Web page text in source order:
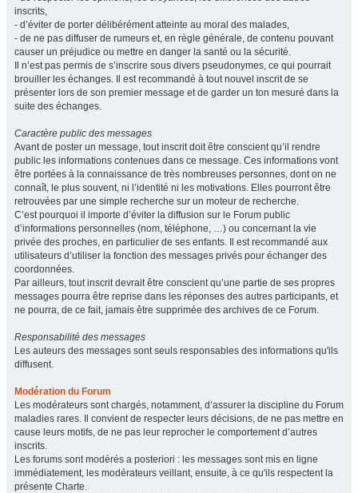
inscrits,
- d’éviter de porter délibérément atteinte au moral des malades,
- de ne pas diffuser de rumeurs et, en règle générale, de contenu pouvant
causer un préjudice ou mettre en danger la santé ou la sécurité.
Il n’est pas permis de s’inscrire sous divers pseudonymes, ce qui pourrait
brouiller les échanges. Il est recommandé à tout nouvel inscrit de se
présenter lors de son premier message et de garder un ton mesuré dans la
suite des échanges.
Caractère public des messages
Avant de poster un message, tout inscrit doit être conscient qu’il rendre
public les informations contenues dans ce message. Ces informations vont
être portées à la connaissance de très nombreuses personnes, dont on ne
connaît, le plus souvent, ni l’identité ni les motivations. Elles pourront être
retrouvées par une simple recherche sur un moteur de recherche.
C’est pourquoi il importe d’éviter la diffusion sur le Forum public
d’informations personnelles (nom, téléphone, …) ou concernant la vie
privée des proches, en particulier de ses enfants. Il est recommandé aux
utilisateurs d’utiliser la fonction des messages privés pour échanger des
coordonnées.
Par ailleurs, tout inscrit devrait être conscient qu’une partie de ses propres
messages pourra être reprise dans les réponses des autres participants, et
ne pourra, de ce fait, jamais être supprimée des archives de ce Forum.
Responsabilité des messages
Les auteurs des messages sont seuls responsables des informations qu'ils
diffusent.
Modération du Forum
Les modérateurs sont chargés, notamment, d’assurer la discipline du Forum
maladies rares. Il convient de respecter leurs décisions, de ne pas mettre en
cause leurs motifs, de ne pas leur reprocher le comportement d’autres
inscrits.
Les forums sont modérés a posteriori : les messages sont mis en ligne
immédiatement, les modérateurs veillant, ensuite, à ce qu'ils respectent la
présente Charte.